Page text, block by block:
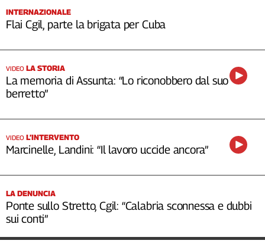
INTERNAZIONALE
Flai Cgil, parte la brigata per Cuba
VIDEO LA STORIA
La memoria di Assunta: “Lo riconobbero dal suo
berretto”
VIDEO L’INTERVENTO
Marcinelle, Landini: “Il lavoro uccide ancora”
LA DENUNCIA
Ponte sullo Stretto, Cgil: “Calabria sconnessa e dubbi
sui conti”